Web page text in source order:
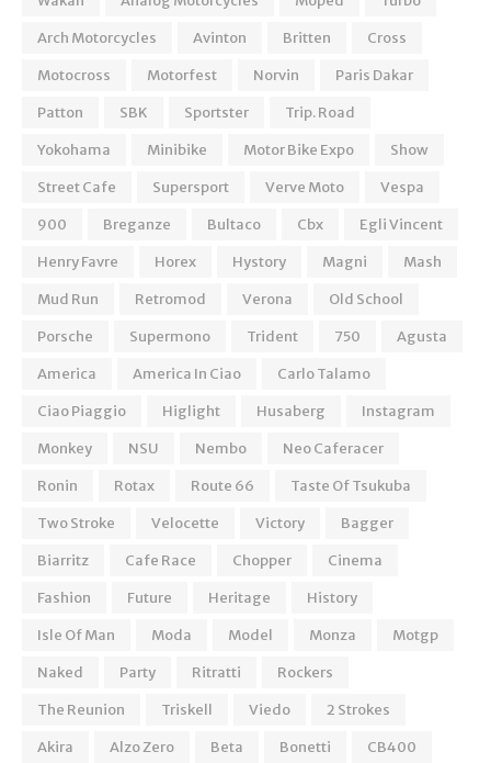
Arch Motorcycles
Avinton Britten
Cross
Motocross
Motorfest Norvin
Paris Dakar
Patton
SBK Sportster
Trip. Road
Yokohama
Minibike Motor Bike Expo
Show
Street Cafe
Supersport Verve Moto
Vespa
900
Breganze Bultaco Cbx
Egli Vincent
Henry Favre
Horex Hystory Magni
Mash
Mud Run
Retromod Verona
Old School
Porsche
Supermono Trident 750
Agusta
America
America In Ciao
Carlo Talamo
Ciao Piaggio
Higlight Husaberg
Instagram
Monkey
NSU Nembo
Neo Caferacer
Ronin
Rotax Route 66
Taste Of Tsukuba
Two Stroke
Velocette Victory
Bagger
Biarritz
Cafe Race Chopper
Cinema
Fashion
Future Heritage
History
Isle Of Man
Moda Model Monza
Motgp
Naked
Party Ritratti
Rockers
The Reunion
Triskell Viedo
2 Strokes
Akira
Alzo Zero Beta Bonetti
CB400